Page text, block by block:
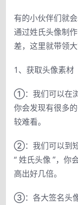
有的小伙伴们就
通过姓氏头像制
差，这里就带领大
1、获取头像素材
①：我们可以在浏
你会发现有很多
较难看。
②：我们可以到
“ 姓氏头像 ”，你
高出好几倍。
③：各大签名头